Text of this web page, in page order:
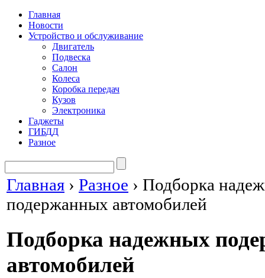
Главная
Новости
Устройство и обслуживание
Двигатель
Подвеска
Салон
Колеса
Коробка передач
Кузов
Электроника
Гаджеты
ГИБДД
Разное
Главная › Разное › Подборка
подержанных автомобилей
Подборка надежных
автомобилей